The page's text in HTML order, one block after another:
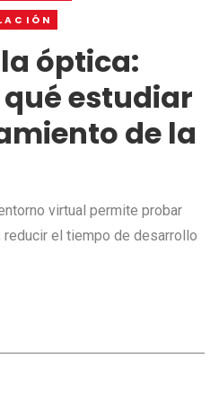
óptica:
estudiar
de la
virtual permite probar
el tiempo de desarrollo